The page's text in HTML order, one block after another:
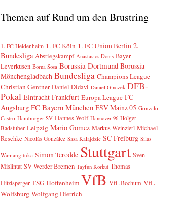
Themen auf Rund um den Brustring
1. FC Heidenheim 1. FC Köln 1. FC Union Berlin 2.
Bundesliga Abstiegskampf Anastasios Donis Bayer
Leverkusen Borna Sosa Borussia Dortmund Borussia
Mönchengladbach Bundesliga Champions League
Christian Gentner Daniel Didavi Daniel Ginczek DFB-
Pokal Eintracht Frankfurt Europa League FC
Augsburg FC Bayern München FSV Mainz 05 Gonzalo
Castro Hamburger SV Hannes Wolf Hannover 96 Holger
Badstuber Leipzig Mario Gomez Markus Weinzierl Michael
Reschke Nicolás González Sasa Kalajdzic SC Freiburg Silas
Wamangituka Simon Terodde Stuttgart Sven
Mislintat SV Werder Bremen Tayfun Korkut Thomas
Hitzlsperger TSG Hoffenheim VfB VfL Bochum VfL
Wolfsburg Wolfgang Dietrich